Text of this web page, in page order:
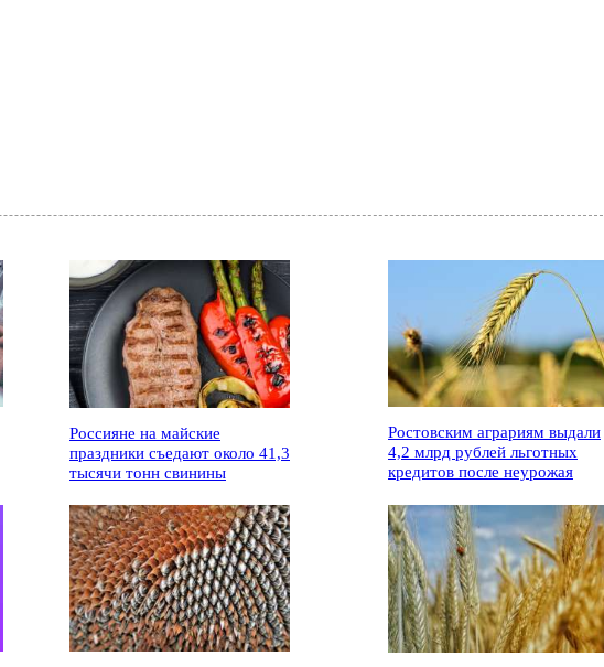
Россияне на майские
праздники съедают около 41,3
тысячи тонн свинины
Ростовским аграриям выдали
4,2 млрд рублей льготных
кредитов после неурожая